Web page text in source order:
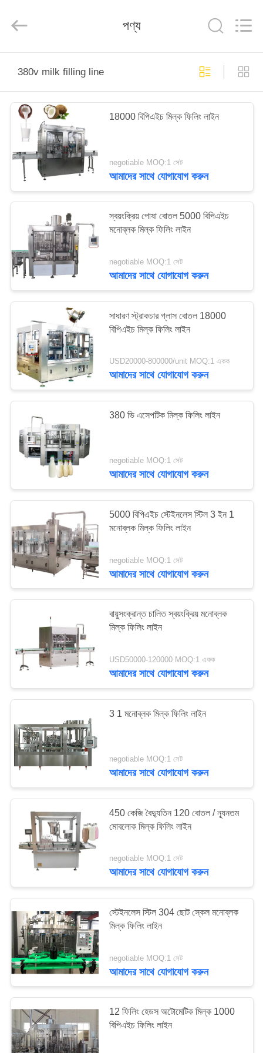
পণ্য
আমাদের
সম্পর্কে
কারখানা
মান
নিয়ন্ত্রণ
যোগাযোগ
করুন
উদ্ধৃতির
জন্য
আবেদন
সাইট
ম্যাপ
PRIVACY
POLICY
Management
Services
Rights
পণ্য
380v milk filling line
18000 বিপিএইচ মিল্ক ফিলিং লাইন
negotiable MOQ:1 সেট
আমাদের সাথে যোগাযোগ করুন
স্বয়ংক্রিয় পোষা বোতল 5000 বিপিএইচ
মনোব্লক মিল্ক ফিলিং লাইন
negotiable MOQ:1 সেট
আমাদের সাথে যোগাযোগ করুন
সাধারণ স্ট্রাকচার গ্লাস বোতল 18000
বিপিএইচ মিল্ক ফিলিং লাইন
USD20000-800000/unit MOQ:1 একক
আমাদের সাথে যোগাযোগ করুন
380 ভি এসেপটিক মিল্ক ফিলিং লাইন
negotiable MOQ:1 সেট
আমাদের সাথে যোগাযোগ করুন
5000 বিপিএইচ স্টেইনলেস স্টিল 3 ইন 1
মনোব্লক মিল্ক ফিলিং লাইন
negotiable MOQ:1 সেট
আমাদের সাথে যোগাযোগ করুন
বায়ুসংক্রান্ত চালিত স্বয়ংক্রিয় মনোব্লক
মিল্ক ফিলিং লাইন
USD50000-120000 MOQ:1 একক
আমাদের সাথে যোগাযোগ করুন
3 1 মনোব্লক মিল্ক ফিলিং লাইন
negotiable MOQ:1 সেট
আমাদের সাথে যোগাযোগ করুন
450 কেজি বৈদ্যুতিন 120 বোতল / ন্যূনতম
মোবলোক মিল্ক ফিলিং লাইন
negotiable MOQ:1 সেট
আমাদের সাথে যোগাযোগ করুন
স্টেইনলেস স্টিল 304 ছোট স্কেল মনোব্লক
মিল্ক ফিলিং লাইন
negotiable MOQ:1 সেট
আমাদের সাথে যোগাযোগ করুন
12 ফিলিং হেডস অটোমেটিক মিল্ক 1000
বিপিএইচ ফিলিং লাইন